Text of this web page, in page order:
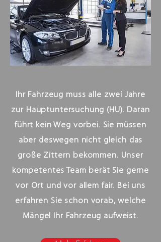
Ihr Fahrzeug muss alle zwei Jahre
zur Hauptuntersuchung (HU). Daran
führt kein Weg vorbei. Sie müssen
aber deswegen nicht gleich das
große Zittern bekommen. Unser
kompetentes Team berät Sie gerne
vor Ort und vor allem fair. Bei uns
erfahren Sie schon vorab, welche
Mängel Ihr Fahrzeug aufweist.